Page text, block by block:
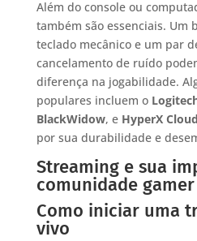
Além do console ou
também são essenciais. Um
teclado mecânico e um par
cancelamento de ruído
diferença na jogabilidade.
populares incluem o
BlackWidow, e HyperX
por sua durabilidade e
Streaming e sua
comunidade gamer
Como iniciar uma
vivo